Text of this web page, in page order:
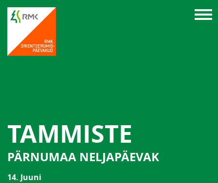
TAMMISTE
PÄRNUMAA NELJAPÄEVAK
14. Juuni